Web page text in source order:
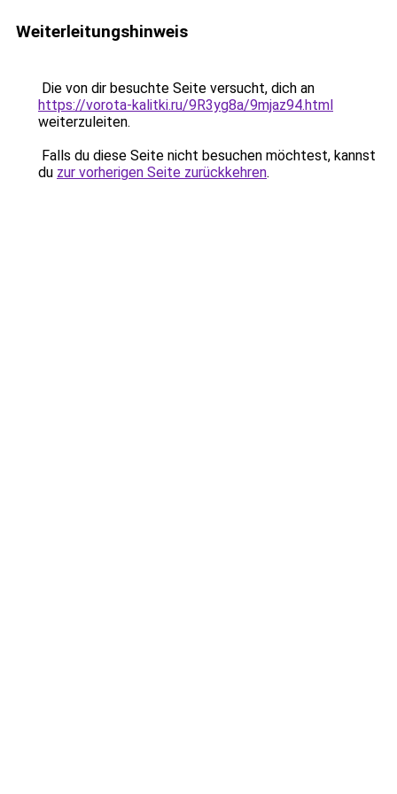
Weiterleitungshinweis
Die von dir besuchte Seite versucht, dich an
https://vorota-kalitki.ru/9R3yg8a/9mjaz94.html
weiterzuleiten.
Falls du diese Seite nicht besuchen möchtest, kannst
du zur vorherigen Seite zurückkehren.